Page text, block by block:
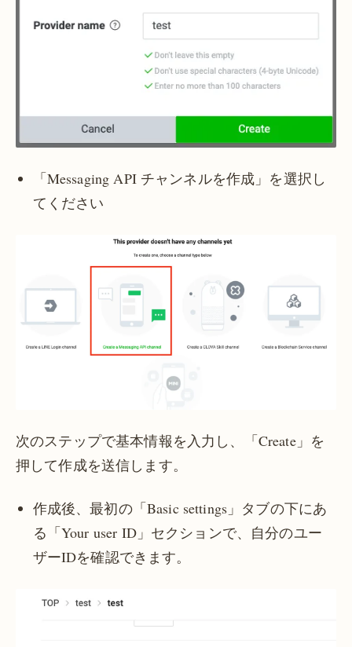
「Messaging API チャンネルを作成」を選択し
てください
次のステップで基本情報を入力し、「Create」を
押して作成を送信します。
作成後、最初の「Basic settings」タブの下にあ
る「Your user ID」セクションで、自分のユー
ザーIDを確認できます。